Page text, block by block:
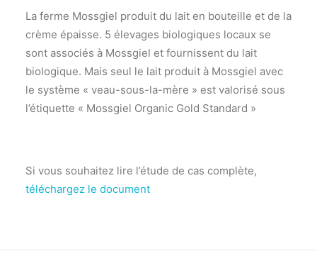
La ferme Mossgiel produit du lait en bouteille et de la
crème épaisse. 5 élevages biologiques locaux se
sont associés à Mossgiel et fournissent du lait
biologique. Mais seul le lait produit à Mossgiel avec
le système « veau-sous-la-mère » est valorisé sous
l’étiquette « Mossgiel Organic Gold Standard »
Si vous souhaitez lire l’étude de cas complète,
téléchargez le document